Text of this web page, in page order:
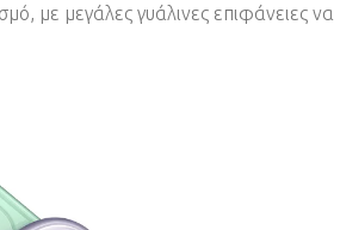
με μεγάλες γυάλινες επιφάνειες